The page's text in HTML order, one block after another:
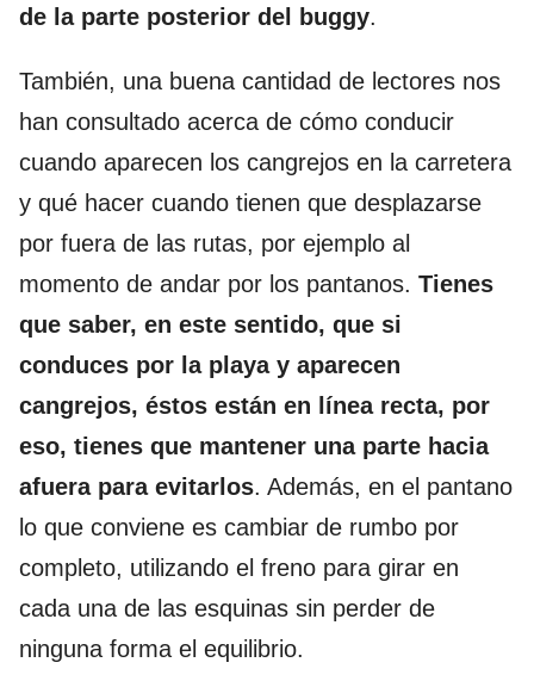
de la parte posterior del buggy.
También, una buena cantidad de lectores nos
han consultado acerca de cómo conducir
cuando aparecen los cangrejos en la carretera
y qué hacer cuando tienen que desplazarse
por fuera de las rutas, por ejemplo al
momento de andar por los pantanos. Tienes
que saber, en este sentido, que si
conduces por la playa y aparecen
cangrejos, éstos están en línea recta, por
eso, tienes que mantener una parte hacia
afuera para evitarlos. Además, en el pantano
lo que conviene es cambiar de rumbo por
completo, utilizando el freno para girar en
cada una de las esquinas sin perder de
ninguna forma el equilibrio.